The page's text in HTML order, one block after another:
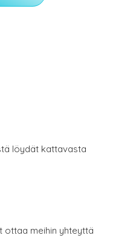
löydät kattavasta
ottaa meihin yhteyttä